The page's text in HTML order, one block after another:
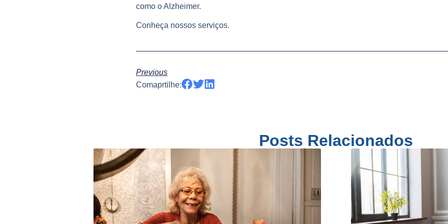
como o Alzheimer.
Conheça nossos serviços.
Previous
Comaprtilhe:
Posts Relacionados